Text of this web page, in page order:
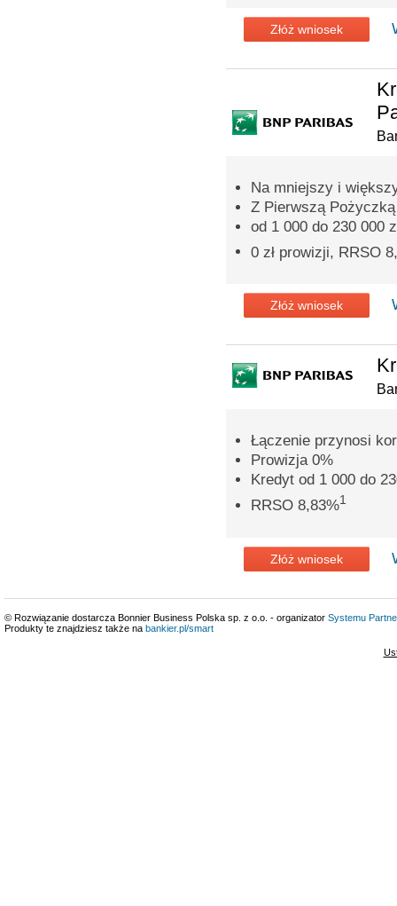
Złóż wniosek
Na mniejszy i
Z Pierwszą
od 1 000 do 230 000
0 zł prowizji, RRSO
Złóż wniosek
Łączenie przynosi
Prowizja 0%
Kredyt od 1 000 do
RRSO 8,83%1
Złóż wniosek
© Rozwiązanie dostarcza Bonnier Business Polska sp. z o.o. - organizator Systemu
Produkty te znajdziesz także na bankier.pl/smart